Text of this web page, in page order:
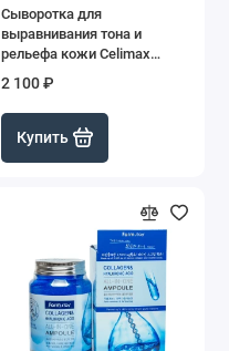
Сыворотка для
выравнивания тона и
рельефа кожи Celimax
Serum
2 100 ₽
Купить